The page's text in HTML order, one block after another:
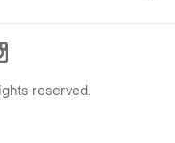
reserved.